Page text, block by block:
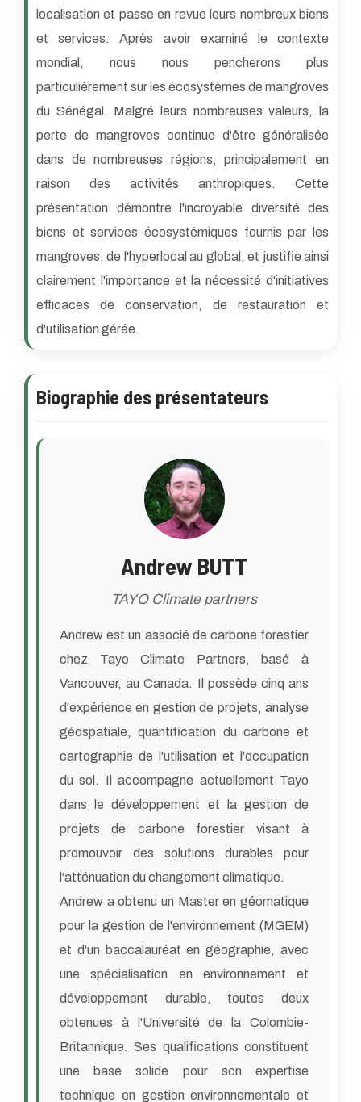
localisation et passe en revue leurs nombreux biens
et services. Après avoir examiné le contexte
mondial, nous nous pencherons plus
particulièrement sur les écosystèmes de mangroves
du Sénégal. Malgré leurs nombreuses valeurs, la
perte de mangroves continue d'être généralisée
dans de nombreuses régions, principalement en
raison des activités anthropiques. Cette
présentation démontre l'incroyable diversité des
biens et services écosystémiques fournis par les
mangroves, de l'hyperlocal au global, et justifie ainsi
clairement l'importance et la nécessité d'initiatives
efficaces de conservation, de restauration et
d'utilisation gérée.
Biographie des présentateurs
Andrew BUTT
TAYO Climate partners
Andrew est un associé de carbone forestier
chez Tayo Climate Partners, basé à
Vancouver, au Canada. Il possède cinq ans
d'expérience en gestion de projets, analyse
géospatiale, quantification du carbone et
cartographie de l'utilisation et l'occupation
du sol. Il accompagne actuellement Tayo
dans le développement et la gestion de
projets de carbone forestier visant à
promouvoir des solutions durables pour
l'atténuation du changement climatique.
Andrew a obtenu un Master en géomatique
pour la gestion de l'environnement (MGEM)
et d'un baccalauréat en géographie, avec
une spécialisation en environnement et
développement durable, toutes deux
obtenues à l'Université de la Colombie-
Britannique. Ses qualifications constituent
une base solide pour son expertise
technique en gestion environnementale et